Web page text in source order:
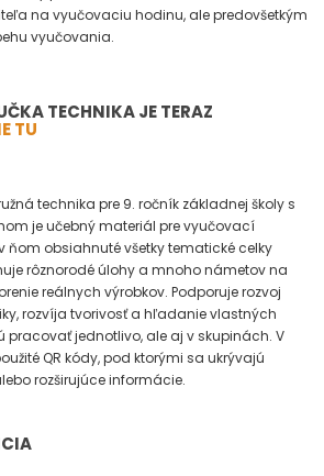
na vyučovaciu hodinu, ale predovšetkým
vyučovania.
TECHNIKA JE TERAZ
TU
technika pre 9. ročník základnej školy s
je učebný materiál pre vyučovací
ňom obsiahnuté všetky tematické celky
rôznorodé úlohy a mnoho námetov na
reálnych výrobkov. Podporuje rozvoj
rozvíja tvorivosť a hľadanie vlastných
pracovať jednotlivo, ale aj v skupinách. V
QR kódy, pod ktorými sa ukrývajú
rozširujúce informácie.